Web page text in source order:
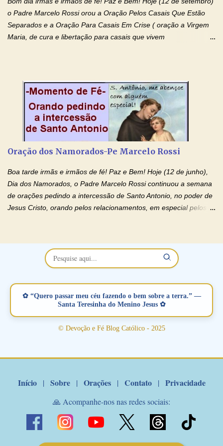
o Padre Marcelo Rossi orou a Oração Pelos Casais Que Estão
Separados e a Oração Para Casais Em Crise ( oração a Virgem
Maria, de cura e libertação para casais que vivem
no programa de rádio Momento de Fé, pela cura dos
relacionamentos. Seu relacionamento está doente? Você está
sofrendo? Então ouça o Momento de Fé e entre nesta corrente
de orações abençoadas, d eixe o Amor Ágape de Jesus curar e
restaurar você e seu relacionamento. Adriana-Devoção e Fé
separados, devido ao envolvimento de outras pessoas no
relacionamento e que minaram, espiritualmente, a relação do
casal. Vamos orar (coloque o seu esposo ou esposa diante de
Deus). "Senhor Jesus, restaura os laços ...
Oração dos Namorados-Pe Marcelo Rossi
Boa tarde irmãs e irmãos de fé! Paz e Bem! Hoje (12 de junho),
Dia dos Namorados, o Padre Marcelo Rossi continuou a semana
de orações pedindo a intercessão de Santo Antonio, no poder de
Jesus Cristo, orando pelos relacionamentos, em especial pelos
maravilhosos cartões que coloquei aqui para vocês. Não perca
esta abençoada semana no Momento de Fé do Padre Marcelo,
vamos juntos formar esta forte corrente de orações. Você que
verdadeiro, ou que está com problemas no relacionamento
amoroso, creia na poderosa intercessão deste santo amigo:
Santo Antonio! Tenha fé, não desista, pois ele intercede por nós
junto a Jesus! Fique no Amor Ágape de Jesus e no Amor Materno
✿ “Quero passar meu céu fazendo o bem sobre a terra.” —
Santa Teresinha do Menino Jesus ✿
© Devoção e Fé Blog Católico - 2025
Início | Sobre | Orações | Contato | Privacidade
🙏 Acompanhe-nos nas redes sociais: